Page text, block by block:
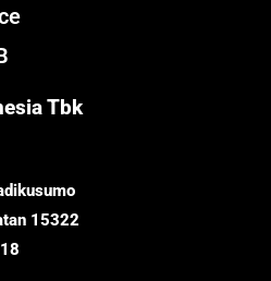
Tbk
15322